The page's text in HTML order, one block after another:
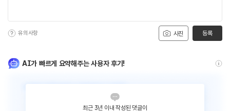
사진
유의사항 등록
AI가 빠르게 요약해주는 사용자 후기!
최근 3년 이내 작성된 댓글이